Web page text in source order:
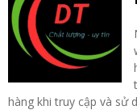
hàng khi truy cập và sử